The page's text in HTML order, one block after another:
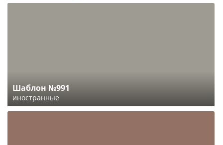
Шаблон №991
иностранные